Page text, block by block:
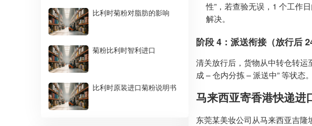
比利时菊粉对脂肪的影响
菊粉比利时智利进口
比利时原装进口菊粉说明书
性”，若查验无误，1 个工作
解决。
阶段 4：派送衔接（放行后
清关放行后，货物从中转仓转
成 – 仓内分拣 – 派送中” 等状态。
马来西亚寄香港快递进
东莞某美妆公司从马来西亚吉